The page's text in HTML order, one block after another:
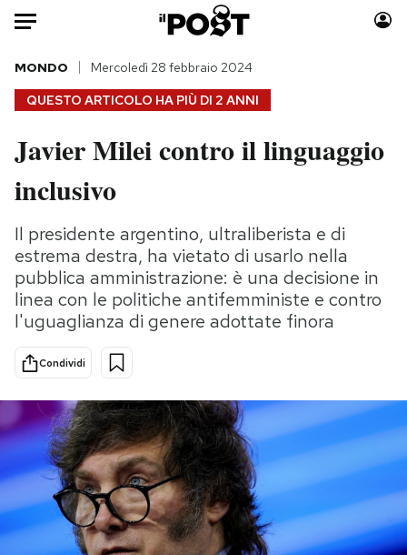
Auto
HOME
Italia
Politica
Tecnologia
Internet
Scienza
Cultura
Economia
Sport
Moda
Storie/Idee
Ok Boomer!
Media
Europa
PODCAST
NEWSLETTER
QUESTO ARTICOLO HA PIÙ DI 2 ANNI
MONDO Mercoledì 28 febbraio 2024
Javier Milei contro il linguaggio
inclusivo
Il presidente argentino, ultraliberista e di
estrema destra, ha vietato di usarlo nella
pubblica amministrazione: è una decisione in
linea con le politiche antifemministe e contro
l'uguaglianza di genere adottate finora
Condividi